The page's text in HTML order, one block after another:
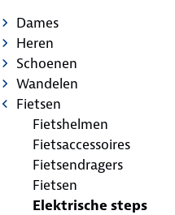
Dames
Heren
Schoenen
Wandelen
Fietsen
Fietshelmen
Fietsaccessoires
Fietsendragers
Fietsen
Elektrische steps